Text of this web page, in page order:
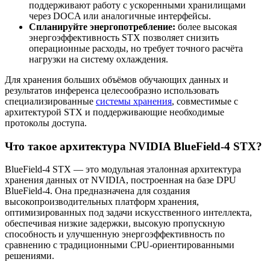
поддерживают работу с ускоренными хранилищами
через DOCA или аналогичные интерфейсы.
Спланируйте энергопотребление: более высокая
энергоэффективность STX позволяет снизить
операционные расходы, но требует точного расчёта
нагрузки на систему охлаждения.
Для хранения больших объёмов обучающих данных и
результатов инференса целесообразно использовать
специализированные системы хранения, совместимые с
архитектурой STX и поддерживающие необходимые
протоколы доступа.
Что такое архитектура NVIDIA BlueField-4 STX?
BlueField-4 STX — это модульная эталонная архитектура
хранения данных от NVIDIA, построенная на базе DPU
BlueField-4. Она предназначена для создания
высокопроизводительных платформ хранения,
оптимизированных под задачи искусственного интеллекта,
обеспечивая низкие задержки, высокую пропускную
способность и улучшенную энергоэффективность по
сравнению с традиционными CPU-ориентированными
решениями.